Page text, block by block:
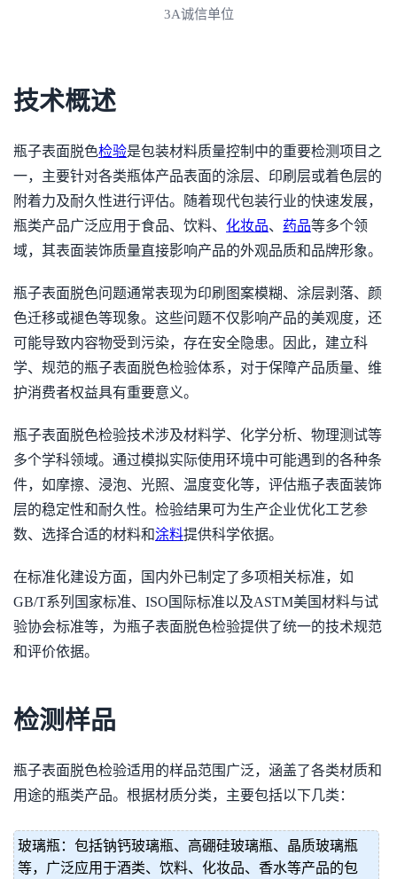
拥有ISO资质认证
技术概述
瓶子表面脱色检验是包装材料质量控制中的重要检测项目之
一，主要针对各类瓶体产品表面的涂层、印刷层或着色层的
附着力及耐久性进行评估。随着现代包装行业的快速发展，
瓶类产品广泛应用于食品、饮料、 化妆品、 药品等多个领
域，其表面装饰质量直接影响产品的外观品质和品牌形象。
瓶子表面脱色问题通常表现为印刷图案模糊、涂层剥落、颜
色迁移或褪色等现象。这些问题不仅影响产品的美观度，还
可能导致内容物受到污染，存在安全隐患。因此，建立科
学、规范的瓶子表面脱色检验体系，对于保障产品质量、维
护消费者权益具有重要意义。
瓶子表面脱色检验技术涉及材料学、化学分析、物理测试等
多个学科领域。通过模拟实际使用环境中可能遇到的各种条
件，如摩擦、浸泡、光照、温度变化等，评估瓶子表面装饰
层的稳定性和耐久性。检验结果可为生产企业优化工艺参
数、选择合适的材料和涂料提供科学依据。
在标准化建设方面，国内外已制定了多项相关标准，如
GB/T系列国家标准、ISO国际标准以及ASTM美国材料与试
验协会标准等，为瓶子表面脱色检验提供了统一的技术规范
和评价依据。
检测样品
瓶子表面脱色检验适用的样品范围广泛，涵盖了各类材质和
用途的瓶类产品。根据材质分类，主要包括以下几类：
玻璃瓶：包括钠钙玻璃瓶、高硼硅玻璃瓶、晶质玻璃瓶
等，广泛应用于酒类、饮料、化妆品、香水等产品的包